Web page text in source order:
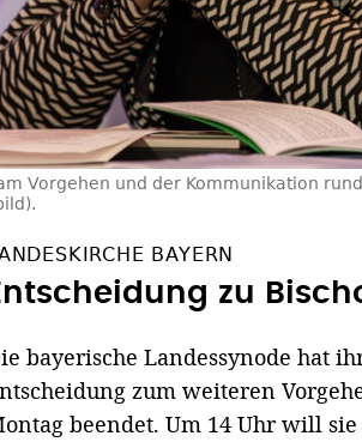
Vorgehen und der Kommunikation
BAYERN
zu
bayerische Landessynode hat
zum weiteren
beendet. Um 14 Uhr will